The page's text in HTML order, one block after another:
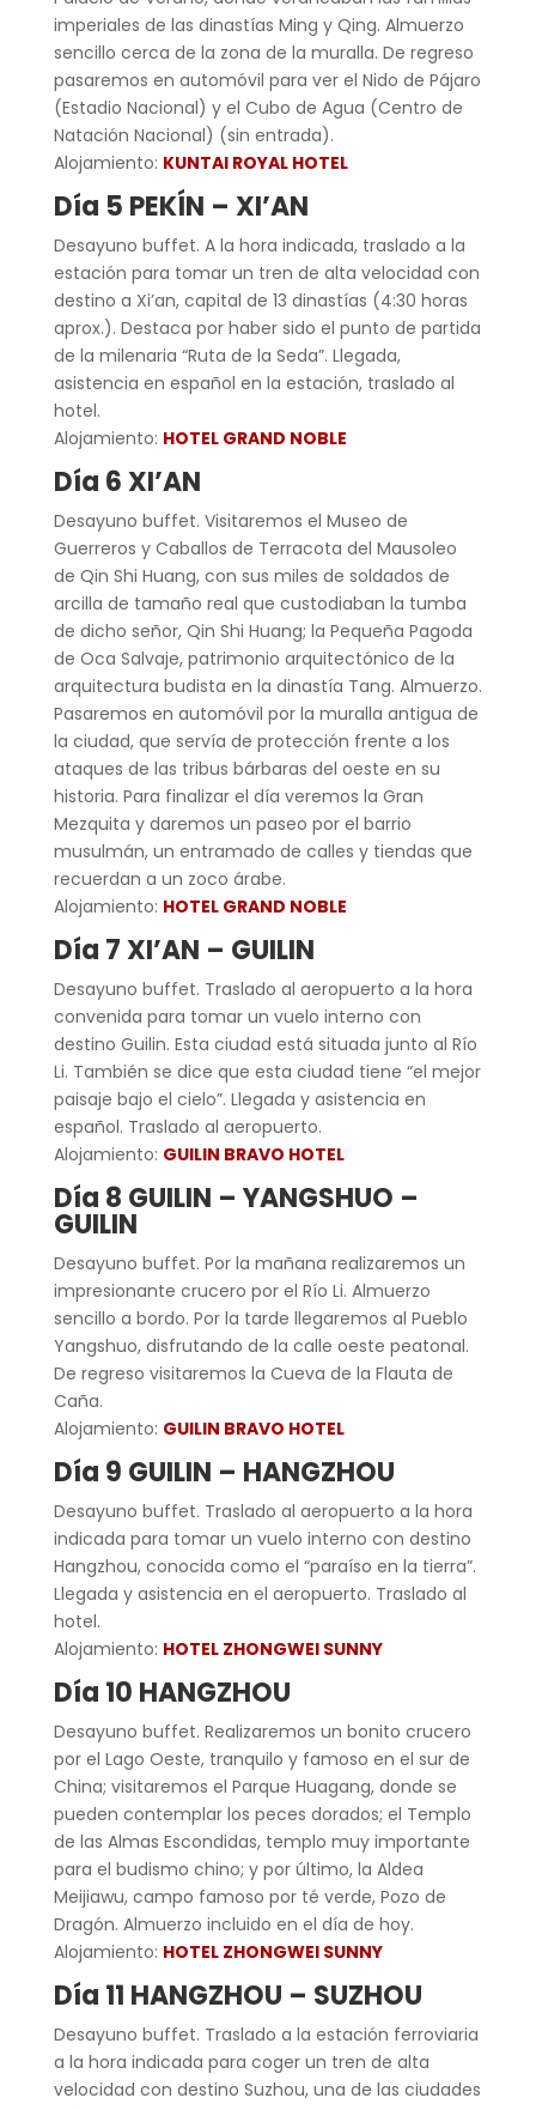
imperiales de las dinastías Ming y Qing. Almuerzo
sencillo cerca de la zona de la muralla. De regreso
pasaremos en automóvil para ver el Nido de Pájaro
(Estadio Nacional) y el Cubo de Agua (Centro de
Natación Nacional) (sin entrada).
Alojamiento: KUNTAI ROYAL HOTEL
Día 5 PEKÍN – XI’AN
Desayuno buffet. A la hora indicada, traslado a la
estación para tomar un tren de alta velocidad con
destino a Xi’an, capital de 13 dinastías (4:30 horas
aprox.). Destaca por haber sido el punto de partida
de la milenaria “Ruta de la Seda”. Llegada,
asistencia en español en la estación, traslado al
hotel.
Alojamiento: HOTEL GRAND NOBLE
Día 6 XI’AN
Desayuno buffet. Visitaremos el Museo de
Guerreros y Caballos de Terracota del Mausoleo
de Qin Shi Huang, con sus miles de soldados de
arcilla de tamaño real que custodiaban la tumba
de dicho señor, Qin Shi Huang; la Pequeña Pagoda
de Oca Salvaje, patrimonio arquitectónico de la
arquitectura budista en la dinastía Tang. Almuerzo.
Pasaremos en automóvil por la muralla antigua de
la ciudad, que servía de protección frente a los
ataques de las tribus bárbaras del oeste en su
historia. Para finalizar el día veremos la Gran
Mezquita y daremos un paseo por el barrio
musulmán, un entramado de calles y tiendas que
recuerdan a un zoco árabe.
Alojamiento: HOTEL GRAND NOBLE
Día 7 XI’AN – GUILIN
Desayuno buffet. Traslado al aeropuerto a la hora
convenida para tomar un vuelo interno con
destino Guilin. Esta ciudad está situada junto al Río
Li. También se dice que esta ciudad tiene “el mejor
paisaje bajo el cielo”. Llegada y asistencia en
español. Traslado al aeropuerto.
Alojamiento: GUILIN BRAVO HOTEL
Día 8 GUILIN – YANGSHUO –
GUILIN
Desayuno buffet. Por la mañana realizaremos un
impresionante crucero por el Río Li. Almuerzo
sencillo a bordo. Por la tarde llegaremos al Pueblo
Yangshuo, disfrutando de la calle oeste peatonal.
De regreso visitaremos la Cueva de la Flauta de
Caña.
Alojamiento: GUILIN BRAVO HOTEL
Día 9 GUILIN – HANGZHOU
Desayuno buffet. Traslado al aeropuerto a la hora
indicada para tomar un vuelo interno con destino
Hangzhou, conocida como el “paraíso en la tierra”.
Llegada y asistencia en el aeropuerto. Traslado al
hotel.
Alojamiento: HOTEL ZHONGWEI SUNNY
Día 10 HANGZHOU
Desayuno buffet. Realizaremos un bonito crucero
por el Lago Oeste, tranquilo y famoso en el sur de
China; visitaremos el Parque Huagang, donde se
pueden contemplar los peces dorados; el Templo
de las Almas Escondidas, templo muy importante
para el budismo chino; y por último, la Aldea
Meijiawu, campo famoso por té verde, Pozo de
Dragón. Almuerzo incluido en el día de hoy.
Alojamiento: HOTEL ZHONGWEI SUNNY
Día 11 HANGZHOU – SUZHOU
Desayuno buffet. Traslado a la estación ferroviaria
a la hora indicada para coger un tren de alta
velocidad con destino Suzhou, una de las ciudades